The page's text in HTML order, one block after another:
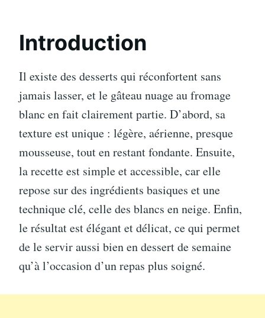
Introduction
Il existe des desserts qui réconfortent sans
jamais lasser, et le gâteau nuage au fromage
blanc en fait clairement partie. D’abord, sa
texture est unique : légère, aérienne, presque
mousseuse, tout en restant fondante. Ensuite,
la recette est simple et accessible, car elle
repose sur des ingrédients basiques et une
technique clé, celle des blancs en neige. Enfin,
le résultat est élégant et délicat, ce qui permet
de le servir aussi bien en dessert de semaine
qu’à l’occasion d’un repas plus soigné.